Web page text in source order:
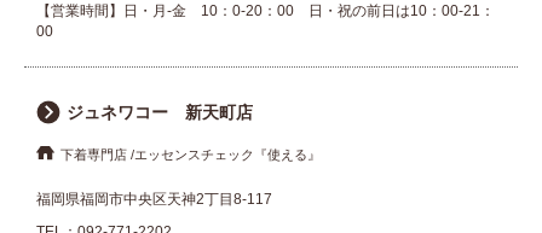
【営業時間】日・月-金 10：0-20：00 日・祝の前日は10：00-21：
00
ジュネワコー 新天町店
下着専門店 エッセンスチェック『使える』
福岡県福岡市中央区天神2丁目8-117